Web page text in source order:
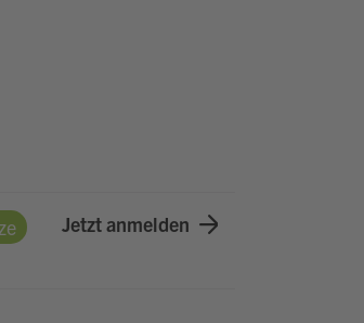
Jetzt anmelden